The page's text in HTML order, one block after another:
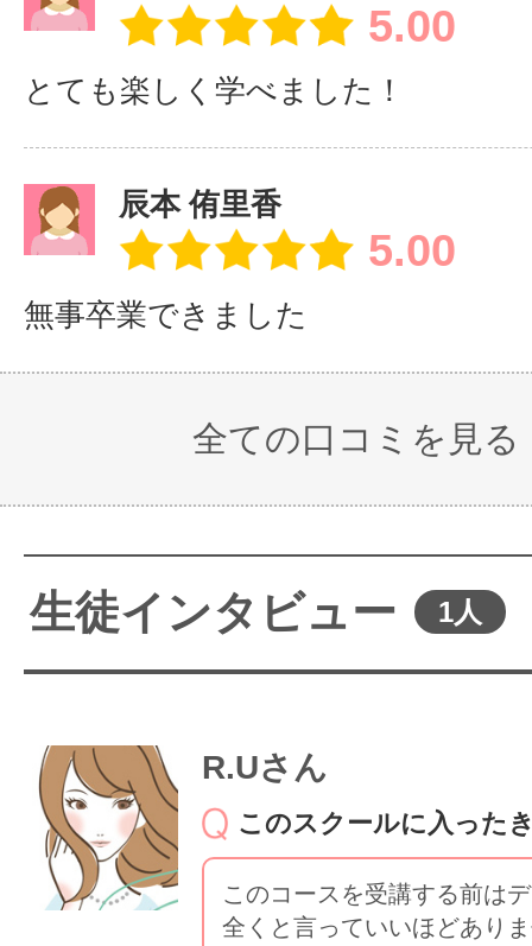
5.00
とても楽しく学べました！
辰本 侑里香
5.00
無事卒業できました
全ての口コミを見る
生徒インタビュー 1人
R.Uさん
このスクールに入った
このコースを受講する前は
全くと言っていいほどあり